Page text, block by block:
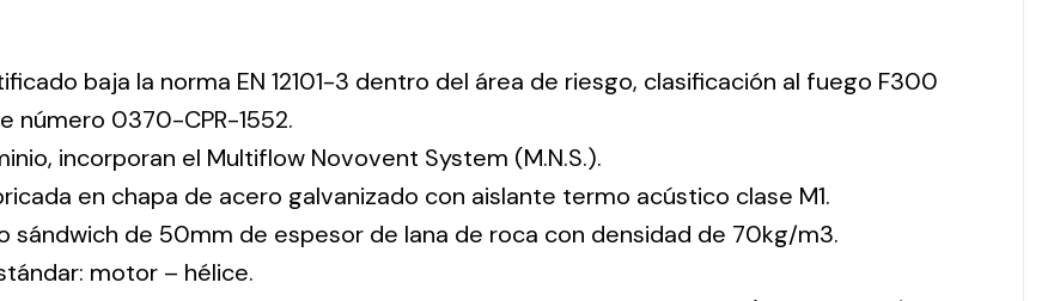
baja la norma EN 12101-3 dentro del área de riesgo, clasificación al fuego F300
número 0370-CPR-1552.
incorporan el Multiflow Novovent System (M.N.S.).
en chapa de acero galvanizado con aislante termo acústico clase M1.
sándwich de 50mm de espesor de lana de roca con densidad de 70kg/m3.
motor – hélice.